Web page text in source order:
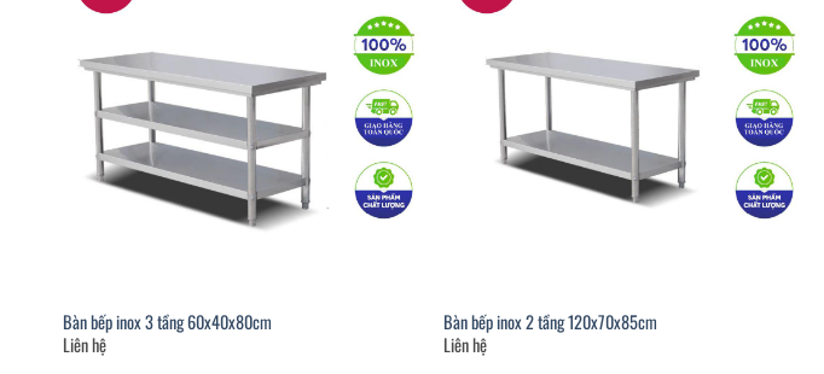
Bàn bếp inox 3 tầng 60x40x80cm
Liên hệ
Bàn bếp inox 2 tầng 120x70x85cm
Liên hệ